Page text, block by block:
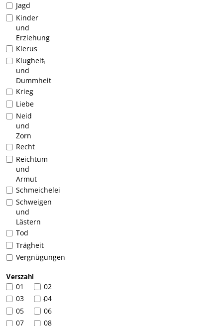
Jagd
Kinder
und
Erziehung
Klerus
1
Klugheit
und
Dummheit
Krieg
Liebe
Neid
und
Zorn
Recht
Reichtum
und
Armut
Schmeichelei
Schweigen
und
Lästern
Tod
Trägheit
Vergnügungen
Verszahl
01
02
03
104
05
06
07
08